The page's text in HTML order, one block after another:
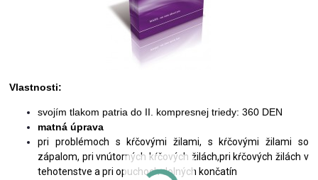
Vlastnosti:
svojím tlakom patria do II. kompresnej triedy: 360 DEN
matná úprava
pri problémoch s kŕčovými žilami, s kŕčovými žilami so
zápalom, pri vnútorných kŕčových žilách,pri kŕčových žilách v
tehotenstve a pri opuchoch dolných končatín